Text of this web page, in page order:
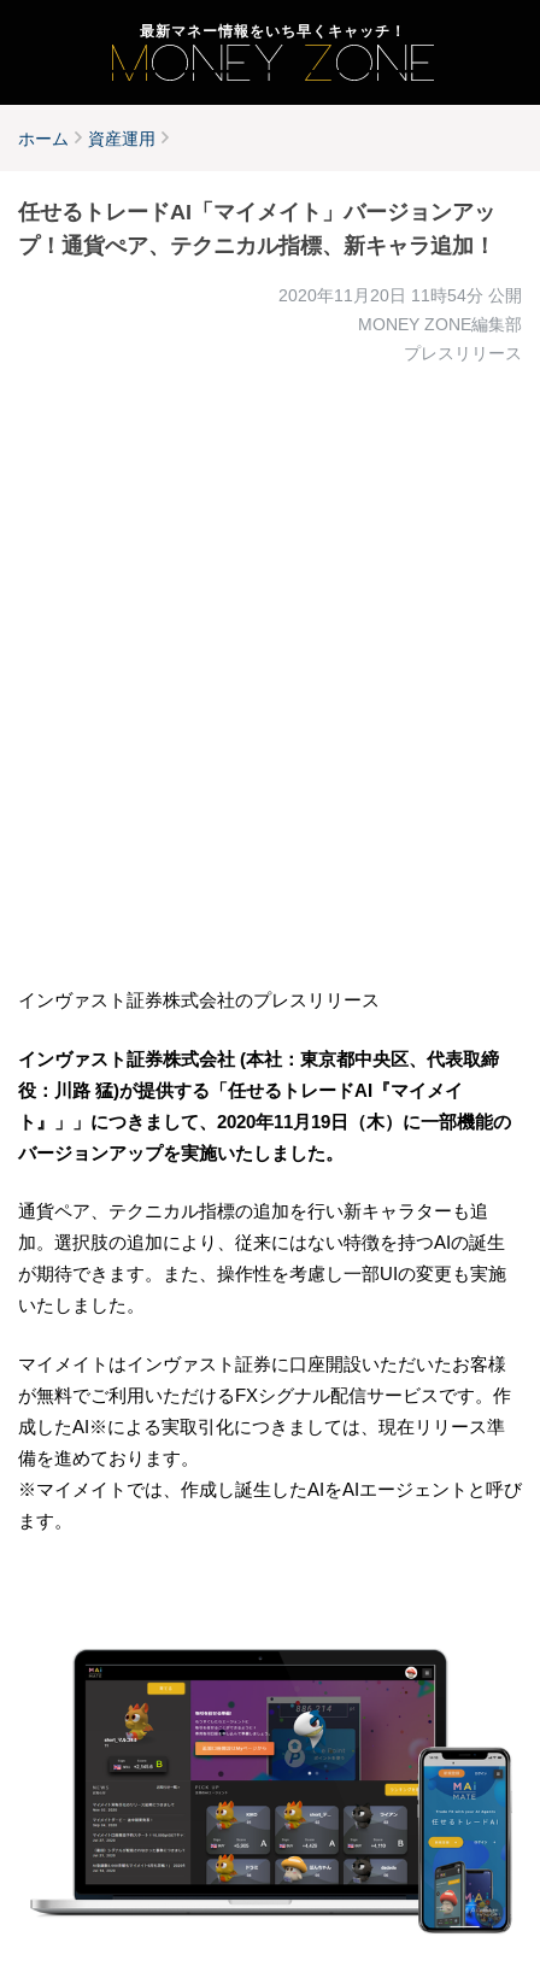
最新マネー情報をいち早くキャッチ！
ホーム 資産運用
任せるトレードAI「マイメイト」バージョンアッ
プ！通貨ぺア、テクニカル指標、新キャラ追加！
2020年11月20日 11時54分 公開
MONEY ZONE編集部
プレスリリース
インヴァスト証券株式会社のプレスリリース
インヴァスト証券株式会社 (本社：東京都中央区、代表取締
役：川路 猛)が提供する「任せるトレードAI『マイメイ
ト』」」につきまして、2020年11月19日（木）に一部機能の
バージョンアップを実施いたしました。
通貨ペア、テクニカル指標の追加を行い新キャラターも追
加。選択肢の追加により、従来にはない特徴を持つAIの誕生
が期待できます。また、操作性を考慮し一部UIの変更も実施
いたしました。
マイメイトはインヴァスト証券に口座開設いただいたお客様
が無料でご利用いただけるFXシグナル配信サービスです。作
成したAI※による実取引化につきましては、現在リリース準
備を進めております。
※マイメイトでは、作成し誕生したAIをAIエージェントと呼び
ます。